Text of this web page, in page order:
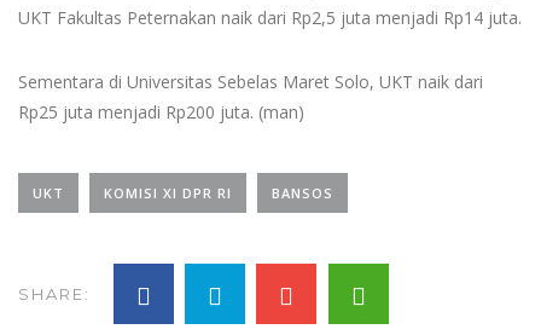
UKT Fakultas Peternakan naik dari Rp2,5 juta menjadi Rp14 juta.
Sementara di Universitas Sebelas Maret Solo, UKT naik dari
Rp25 juta menjadi Rp200 juta. (man)
UKT KOMISI XI DPR RI BANSOS
SHARE: